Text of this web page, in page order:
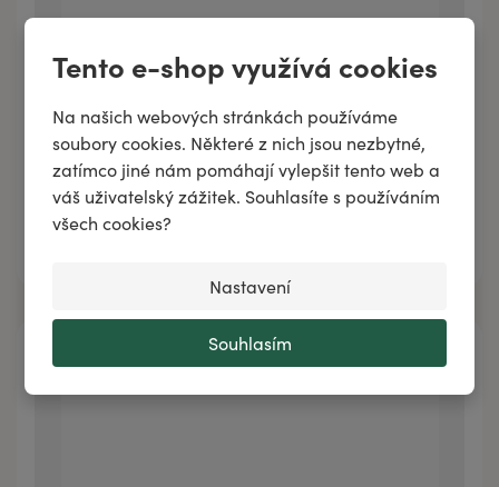
Tento e-shop využívá cookies
Na našich webových stránkách používáme
soubory cookies. Některé z nich jsou nezbytné,
zatímco jiné nám pomáhají vylepšit tento web a
váš uživatelský zážitek. Souhlasíte s používáním
všech cookies?
Nastavení
Souhlasím
Pleťové tonikum ELEUTHEROCOCC-PROPOLISOVÉ
Přidat do košíku